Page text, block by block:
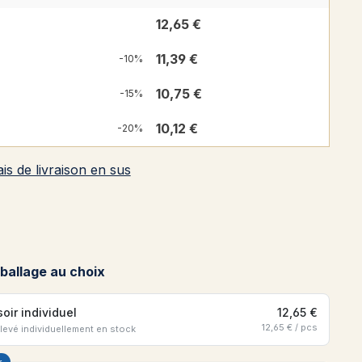
12,65 €
-10% 11,39 €
-15% 10,75 €
-20% 10,12 €
de livraison en sus
de 5 sur 5 étoiles
au choix
individuel
individuellement en stock
12,65 €
12,65 € / pcs